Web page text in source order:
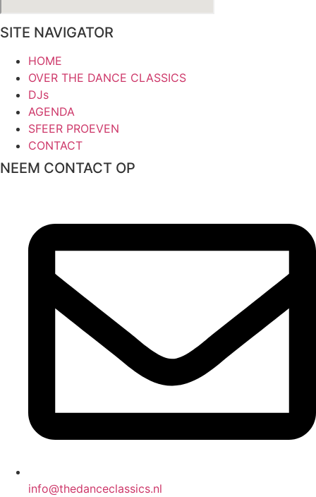
SITE NAVIGATOR
HOME
OVER THE DANCE CLASSICS
DJs
AGENDA
SFEER PROEVEN
CONTACT
NEEM CONTACT OP
info@thedanceclassics.nl